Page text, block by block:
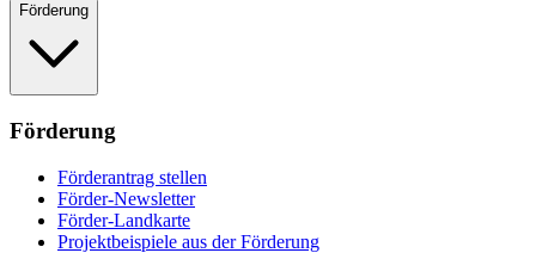
Förderung
Förderung
Förderantrag stellen
Förder-Newsletter
Förder-Landkarte
Projektbeispiele aus der Förderung